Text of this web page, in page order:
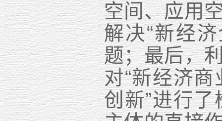
空间、应用
解决“新经
题；最后，
对“新经济商
创新”进行了